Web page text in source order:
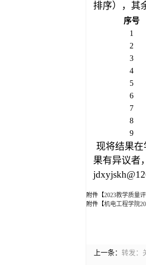
排序），其
序号
1
2
3
4
5
6
7
8
9
现将结果
果有异议者
附件【2023教学质量
附件【机电工程学院
上一条： 转发：